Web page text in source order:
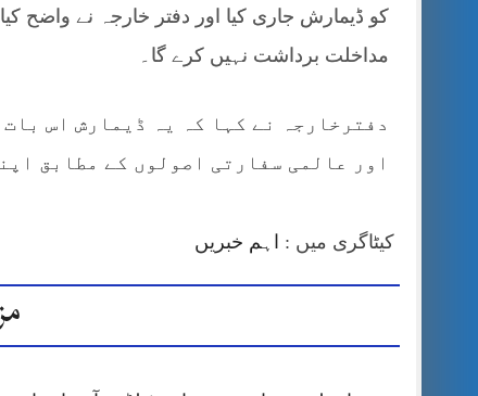
کو ڈیمارش جاری کیا اور دفتر خارجہ نے واضح
مداخلت برداشت نہیں کرے گا۔
دفترخارجہ نے کہا کہ یہ ڈیمارش اس
اور عالمی سفارتی اصولوں کے مطابق
کیٹاگری میں : اہم خبریں